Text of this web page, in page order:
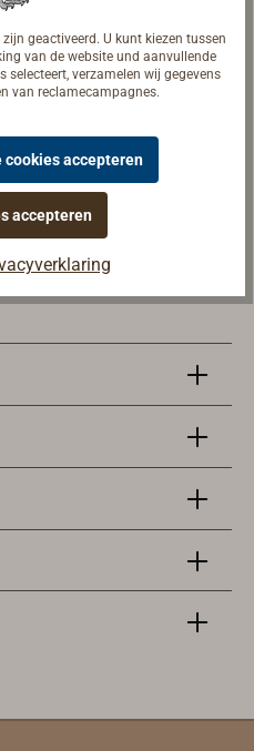
geactiveerd. U kunt kiezen tussen
van de website und aanvullende
verzamelen wij gegevens
van reclamecampagnes.
accepteren
accepteren